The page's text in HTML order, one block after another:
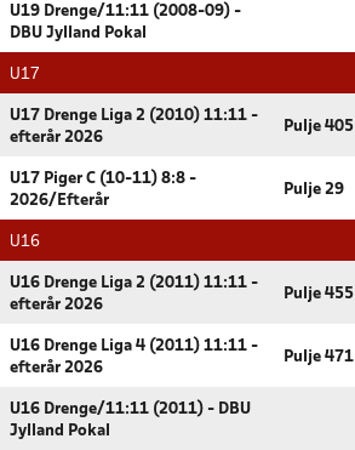
U19 Drenge/11:11 (2008-09) -
DBU Jylland Pokal
U17
U17 Drenge Liga 2 (2010) 11:11 -
efterår 2026
Pulje 405
U17 Piger C (10-11) 8:8 -
2026/Efterår
Pulje 29
U16
U16 Drenge Liga 2 (2011) 11:11 -
efterår 2026
Pulje 455
U16 Drenge Liga 4 (2011) 11:11 -
efterår 2026
Pulje 471
U16 Drenge/11:11 (2011) - DBU
Jylland Pokal